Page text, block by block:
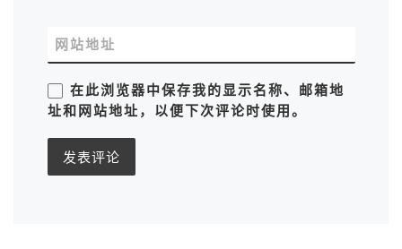
网站地址
在此浏览器中保存我的显示名称、邮箱地
址和网站地址，以便下次评论时使用。